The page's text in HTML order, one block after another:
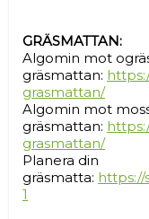
GRÄSMATTAN:
Algomin mot
gräsmattan:
grasmattan/
Algomin mot
gräsmattan:
grasmattan/
Planera din
gräsmatta: https://
1